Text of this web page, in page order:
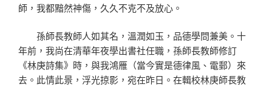
師，我都黯然神傷，久久不克不及放心。
孫師長教師人如其名，溫潤如玉，品德學問兼美。十
年前，我尚在清華年夜學出書社任職，孫師長教師修訂
《林庚詩集》時，與我鴻雁（當今實是德律風、電郵）來
去。此情此景，浮光掠影，宛在昨日。在輯校林庚師長教